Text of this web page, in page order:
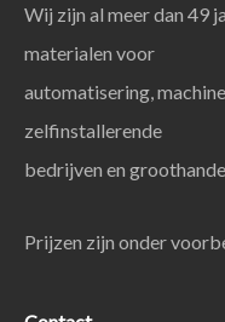
Wij zijn al meer dan 49
materialen voor
automatisering,
zelfinstallerende
bedrijven en
Prijzen zijn onder